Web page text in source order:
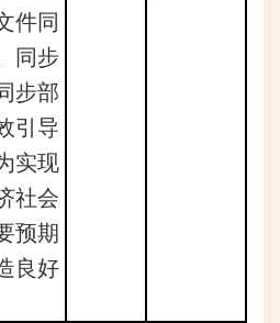
件同
同步
步部
引导
实现
社会
预期
良好